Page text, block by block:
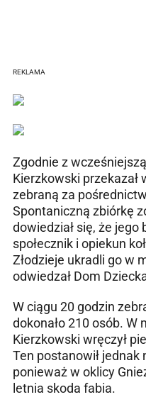
REKLAMA
Zgodnie z
Kierzkowski przekazał
zebraną za
Spontaniczną zbiórkę
dowiedział się, że jego
społecznik i opiekun
Złodzieje ukradli go w
odwiedzał Dom
W ciągu 20 godzin
dokonało 210 osób. W
Kierzkowski wręczył
Ten postanowił
ponieważ w oklicy
letnia skoda fabia.